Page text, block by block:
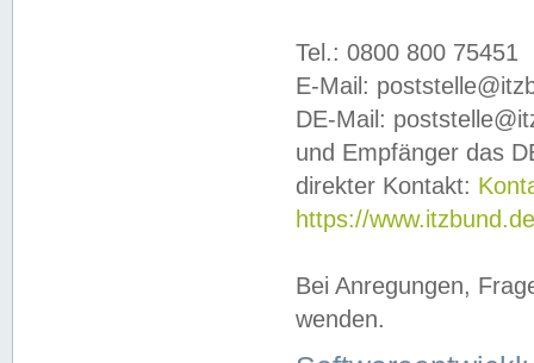
Tel.: 0800 800 75451
E-Mail:
DE-Mail:
und Empfänger das
direkter Kontakt:
https://
Bei Anregungen,
wenden.